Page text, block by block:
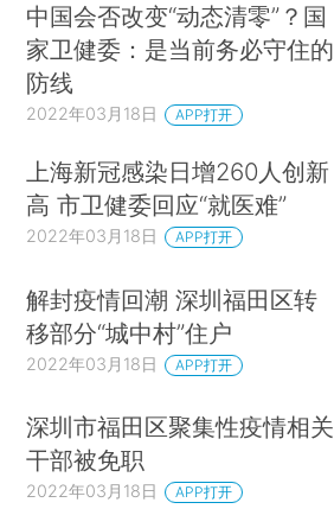
中国会否改变“动态清零”？国
家卫健委：是当前务必守住的
防线
2022年03月18日 APP打开
上海新冠感染日增260人创新
高 市卫健委回应“就医难”
2022年03月18日 APP打开
解封疫情回潮 深圳福田区转
移部分“城中村”住户
2022年03月18日 APP打开
深圳市福田区聚集性疫情相关
干部被免职
2022年03月18日 APP打开